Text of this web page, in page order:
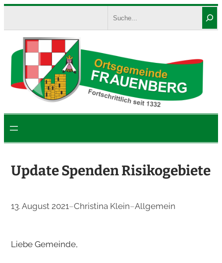
springen
Update Spenden Risikogebiete
13. August 2021–Christina Klein–Allgemein
Liebe Gemeinde,